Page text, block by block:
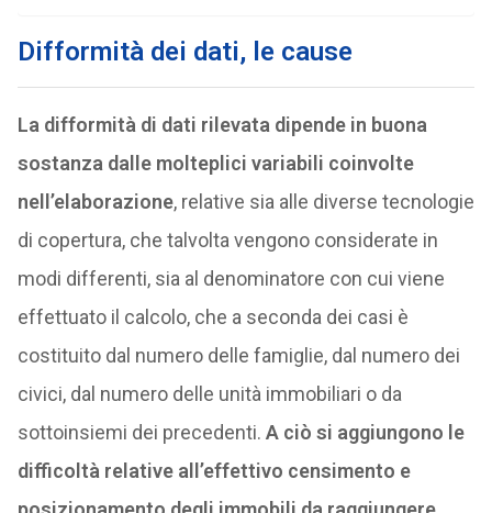
Difformità dei dati, le cause
La difformità di dati rilevata dipende in buona
sostanza dalle molteplici variabili coinvolte
nell’elaborazione, relative sia alle diverse tecnologie
di copertura, che talvolta vengono considerate in
modi differenti, sia al denominatore con cui viene
effettuato il calcolo, che a seconda dei casi è
costituito dal numero delle famiglie, dal numero dei
civici, dal numero delle unità immobiliari o da
sottoinsiemi dei precedenti. A ciò si aggiungono le
difficoltà relative all’effettivo censimento e